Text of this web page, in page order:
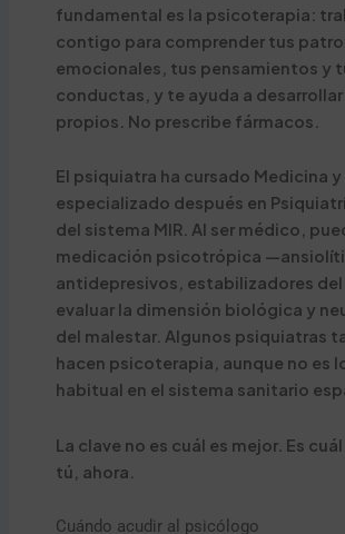
fundamental es la psicoterapia:
contigo para comprender tus
emocionales, tus pensamientos y
conductas, y te ayuda a desarrollar
propios. No prescribe fármacos.
El psiquiatra ha cursado Medicina y
especializado después en
del sistema MIR. Al ser médico,
medicación psicotrópica
antidepresivos, estabilizadores
evaluar la dimensión biológica y
del malestar. Algunos psiquiatras
hacen psicoterapia, aunque no es
habitual en el sistema sanitario
La clave no es cuál es mejor. Es
tú, ahora.
Cuándo acudir al psicólogo